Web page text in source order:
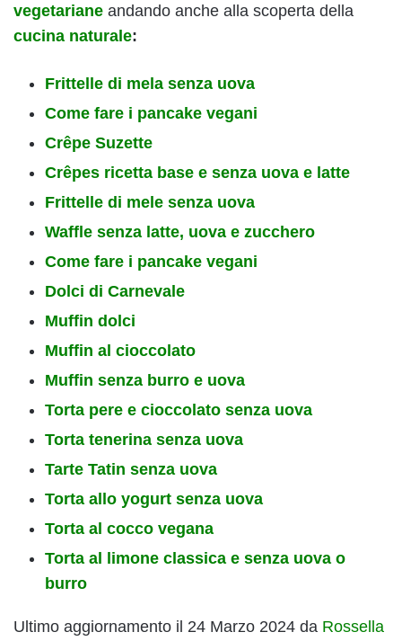
vegetariane andando anche alla scoperta della
cucina naturale:
Frittelle di mela senza uova
Come fare i pancake vegani
Crêpe Suzette
Crêpes ricetta base e senza uova e latte
Frittelle di mele senza uova
Waffle senza latte, uova e zucchero
Come fare i pancake vegani
Dolci di Carnevale
Muffin dolci
Muffin al cioccolato
Muffin senza burro e uova
Torta pere e cioccolato senza uova
Torta tenerina senza uova
Tarte Tatin senza uova
Torta allo yogurt senza uova
Torta al cocco vegana
Torta al limone classica e senza uova o
burro
Ultimo aggiornamento il 24 Marzo 2024 da Rossella